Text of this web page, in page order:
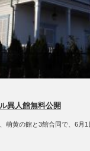
異人館無料公開
萌黄の館と3館合同で、6月